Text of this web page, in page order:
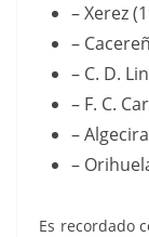
– Xerez
–
– C. D.
– F. C.
–
–
Es recordado